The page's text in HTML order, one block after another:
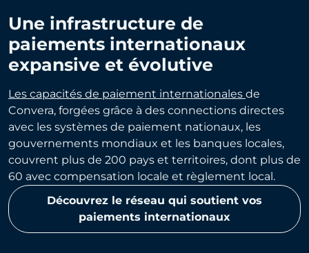
Une infrastructure de
paiements internationaux
expansive et évolutive
Les capacités de paiement internationales de
Convera, forgées grâce à des connections directes
avec les systèmes de paiement nationaux, les
gouvernements mondiaux et les banques locales,
couvrent plus de 200 pays et territoires, dont plus de
60 avec compensation locale et règlement local.
Découvrez le réseau qui soutient vos
paiements internationaux